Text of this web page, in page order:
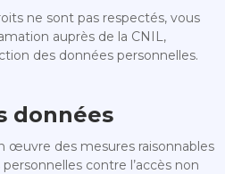
ne sont pas respectés, vous
auprès de la CNIL,
des données personnelles.
données
œuvre des mesures raisonnables
contre l’accès non